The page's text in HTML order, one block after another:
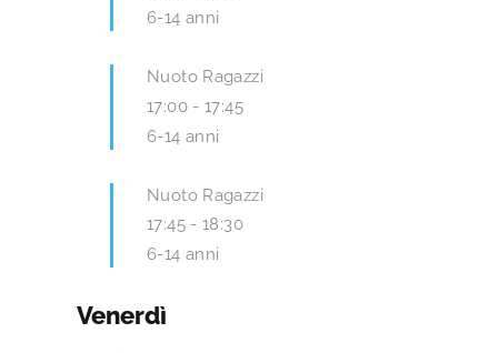
6-14 anni
Nuoto Ragazzi
17:00 -17:45
6-14 anni
Nuoto Ragazzi
17:45 -18:30
6-14 anni
Venerdì